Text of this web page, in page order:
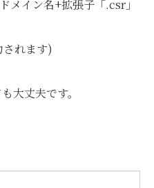
メイン名+拡張子「.csr」
れます)
大丈夫です。